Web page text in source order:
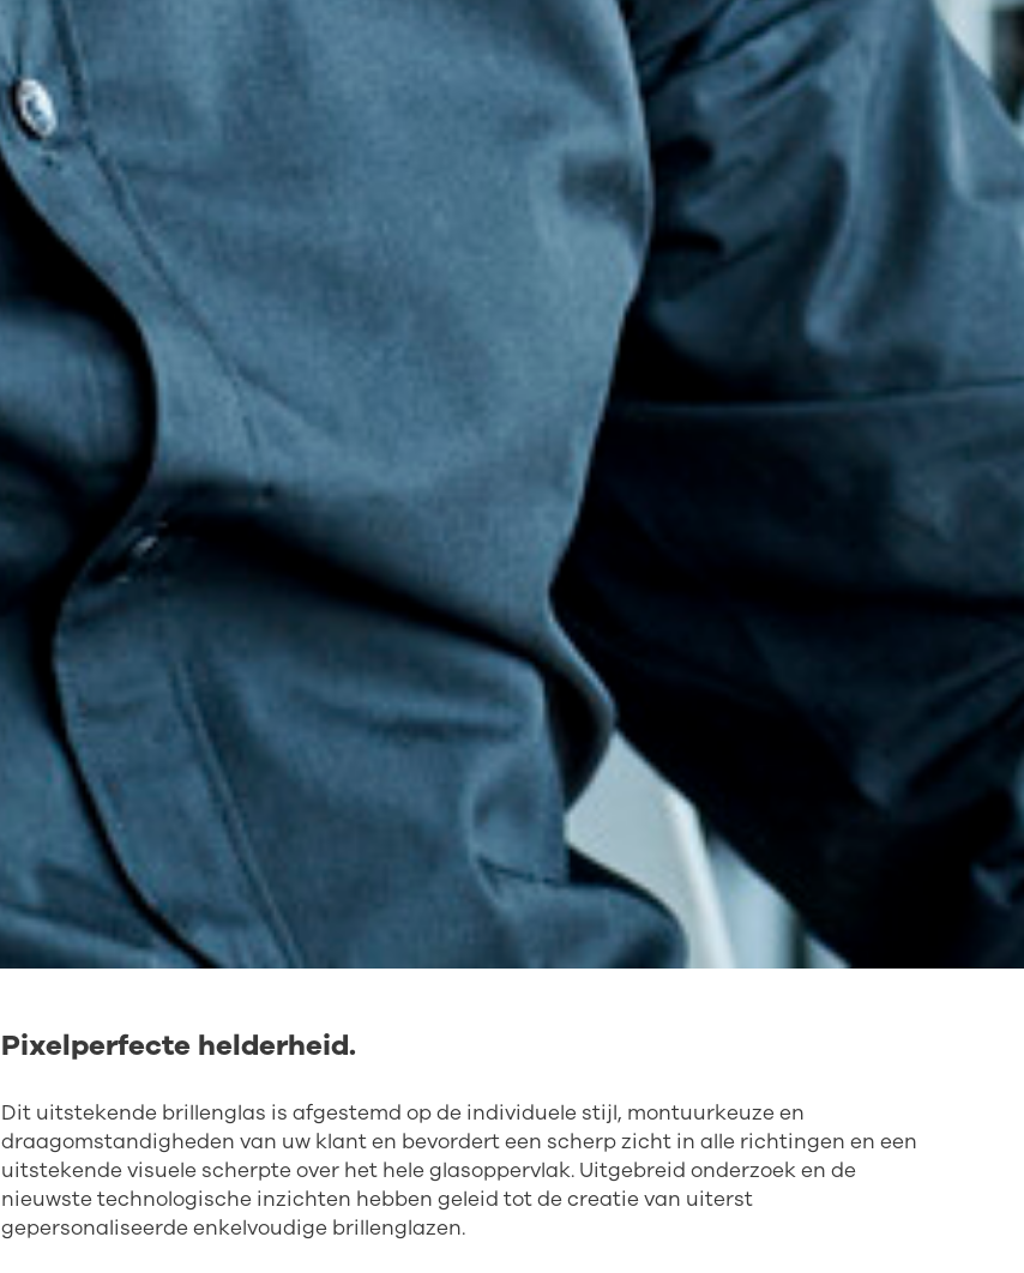
Pixelperfecte helderheid.
Dit uitstekende brillenglas is afgestemd op de individuele stijl, montuurkeuze en
draagomstandigheden van uw klant en bevordert een scherp zicht in alle richtingen en een
uitstekende visuele scherpte over het hele glasoppervlak. Uitgebreid onderzoek en de
nieuwste technologische inzichten hebben geleid tot de creatie van uiterst
gepersonaliseerde enkelvoudige brillenglazen.